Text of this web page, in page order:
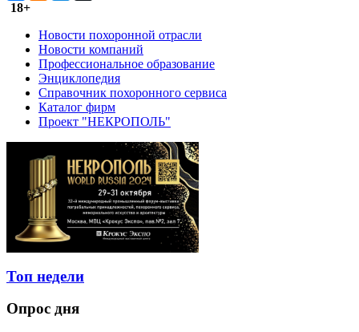
18+
Новости похоронной отрасли
Новости компаний
Профессиональное образование
Энциклопедия
Справочник похоронного сервиса
Каталог фирм
Проект "НЕКРОПОЛЬ"
Топ недели
Опрос дня